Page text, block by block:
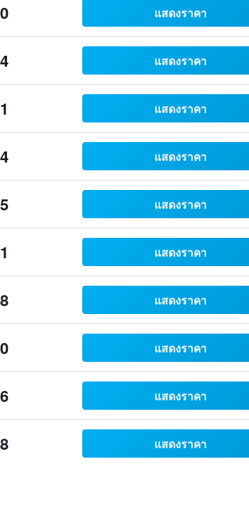
แสดงราคา
แสดงราคา
แสดงราคา
แสดงราคา
แสดงราคา
แสดงราคา
แสดงราคา
แสดงราคา
แสดงราคา
แสดงราคา